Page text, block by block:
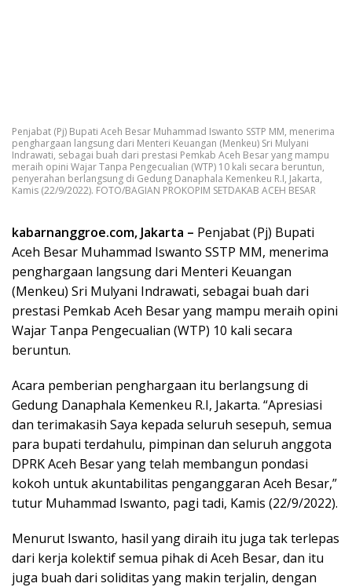
Penjabat (Pj) Bupati Aceh Besar Muhammad Iswanto SSTP MM, menerima
penghargaan langsung dari Menteri Keuangan (Menkeu) Sri Mulyani
Indrawati, sebagai buah dari prestasi Pemkab Aceh Besar yang mampu
meraih opini Wajar Tanpa Pengecualian (WTP) 10 kali secara beruntun,
penyerahan berlangsung di Gedung Danaphala Kemenkeu R.I, Jakarta,
Kamis (22/9/2022). FOTO/BAGIAN PROKOPIM SETDAKAB ACEH BESAR
kabarnanggroe.com, Jakarta – Penjabat (Pj) Bupati
Aceh Besar Muhammad Iswanto SSTP MM, menerima
penghargaan langsung dari Menteri Keuangan
(Menkeu) Sri Mulyani Indrawati, sebagai buah dari
prestasi Pemkab Aceh Besar yang mampu meraih opini
Wajar Tanpa Pengecualian (WTP) 10 kali secara
beruntun.
Acara pemberian penghargaan itu berlangsung di
Gedung Danaphala Kemenkeu R.I, Jakarta. “Apresiasi
dan terimakasih Saya kepada seluruh sesepuh, semua
para bupati terdahulu, pimpinan dan seluruh anggota
DPRK Aceh Besar yang telah membangun pondasi
kokoh untuk akuntabilitas penganggaran Aceh Besar,”
tutur Muhammad Iswanto, pagi tadi, Kamis (22/9/2022).
Menurut Iswanto, hasil yang diraih itu juga tak terlepas
dari kerja kolektif semua pihak di Aceh Besar, dan itu
juga buah dari soliditas yang makin terjalin, dengan